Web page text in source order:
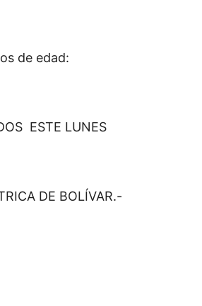
de edad:
ESTE LUNES
DE BOLÍVAR.-